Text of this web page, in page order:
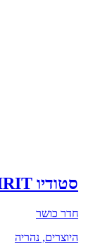
סטודיו SPIRIT
חדר כושר
היוצרים, נהריה